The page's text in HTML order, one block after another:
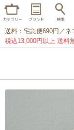
送料：宅急便690円／ネ
税込13,000円以上 送料